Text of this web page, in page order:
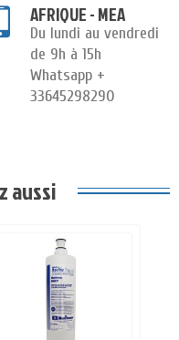
AFRIQUE - MEA
Du lundi au vendredi
de 9h à 15h
Whatsapp +
33645298290
aussi